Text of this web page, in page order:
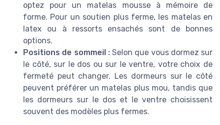
optez pour un matelas mousse à mémoire de
forme. Pour un soutien plus ferme, les matelas en
latex ou à ressorts ensachés sont de bonnes
options.
Positions de sommeil :Selon que vous dormez sur
le côté, sur le dos ou sur le ventre, votre choix de
fermeté peut changer. Les dormeurs sur le côté
peuvent préférer un matelas plus mou, tandis que
les dormeurs sur le dos et le ventre choisissent
souvent des modèles plus fermes.